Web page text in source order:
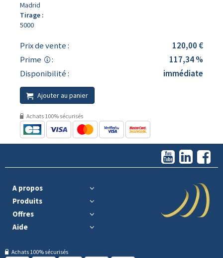
Madrid
Tirage :
5000
Prix de vente :
120,00 €
Prime
:
117,34 %
Disponibilité :
immédiate
Ajouter au panier
Achats 100% sécurisés
A propos
Produits
Offres
Aide
Achats 100% sécurisés